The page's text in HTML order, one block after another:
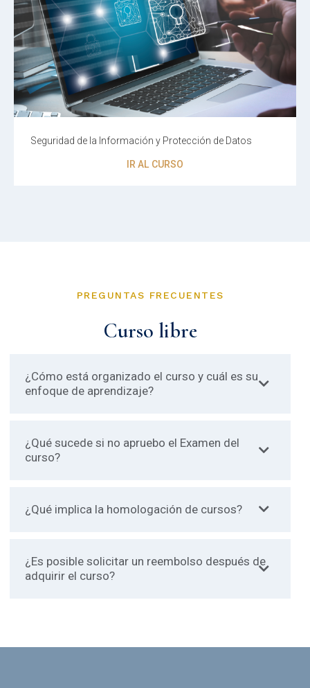
Seguridad de la Información y Protección de Datos
IR AL CURSO
PREGUNTAS FRECUENTES
Curso libre
¿Cómo está organizado el curso y cuál es su
enfoque de aprendizaje?
¿Qué sucede si no apruebo el Examen del
curso?
¿Qué implica la homologación de cursos?
¿Es posible solicitar un reembolso después de
adquirir el curso?